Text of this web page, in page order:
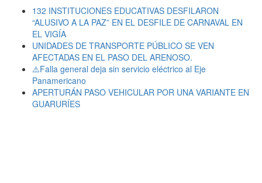
132 INSTITUCIONES EDUCATIVAS DESFILARON
“ALUSIVO A LA PAZ” EN EL DESFILE DE CARNAVAL EN
EL VIGÍA
UNIDADES DE TRANSPORTE PÚBLICO SE VEN
AFECTADAS EN EL PASO DEL ARENOSO.
⚠️Falla general deja sin servicio eléctrico al Eje
Panamericano
APERTURÁN PASO VEHICULAR POR UNA VARIANTE EN
GUARURÍES